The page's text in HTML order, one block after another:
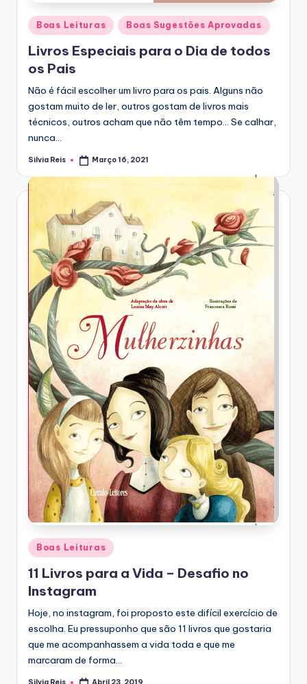
Posted
in
Boas Leituras Boas Sugestões Aprovadas
Livros Especiais para o Dia de todos
os Pais
Não é fácil escolher um livro para os pais. Alguns não
gostam muito de ler, outros gostam de livros mais
técnicos, outros acham que não têm tempo... Se calhar,
nunca…
Posted
Silvia Reis Março 16, 2021
Posted
in
Boas Leituras
11 Livros para a Vida – Desafio no
Instagram
Hoje, no instagram, foi proposto este difícil exercício de
escolha. Eu pressuponho que são 11 livros que gostaria
que me acompanhassem a vida toda e que me
marcaram de forma…